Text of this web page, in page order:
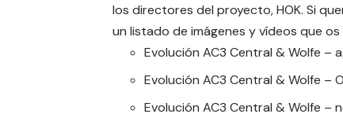
los directores del proyecto,HOK. Si
un listado de imágenes y vídeos que
Evolución AC3 Central & Wolfe –
Evolución AC3 Central & Wolfe –
Evolución AC3 Central & Wolfe –